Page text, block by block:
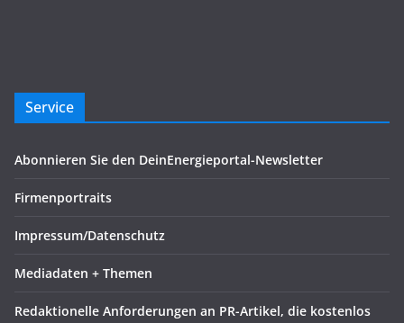
Service
Abonnieren Sie den DeinEnergieportal-Newsletter
Firmenportraits
Impressum/Datenschutz
Mediadaten + Themen
Redaktionelle Anforderungen an PR-Artikel, die kostenlos